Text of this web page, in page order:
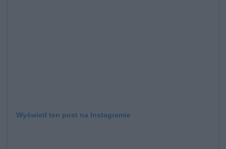
Wyświetl ten post na Instagramie